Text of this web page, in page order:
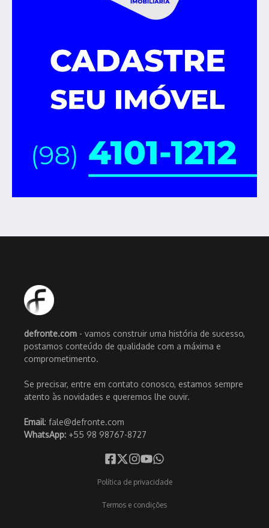
defronte.com - vamos construir uma história de sucesso,
postamos conteúdo de qualidade com a máxima e
comprometimento.
Se precisar, entre em contato conosco, estamos sempre
atento às novidades e queremos lhe ouvir.
Email: fale@defronte.com
WhatsApp: +55 98 98767-8727
Política de privacidade
Termos e condições